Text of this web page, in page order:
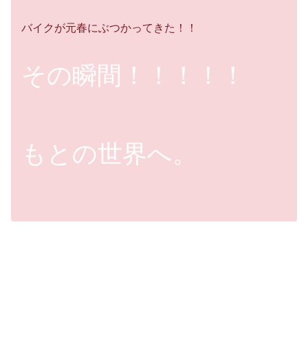
バイクが元春にぶつかってきた！！
その瞬間！！！！！
もとの世界へ。